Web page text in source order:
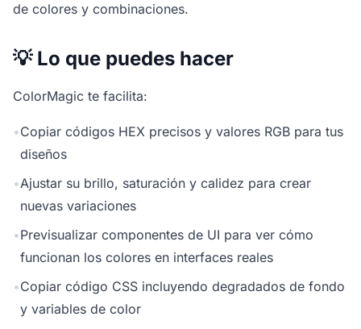
de colores y combinaciones.
💡 Lo que puedes hacer
ColorMagic te facilita:
•Copiar códigos HEX precisos y valores RGB para tus
diseños
•Ajustar su brillo, saturación y calidez para crear
nuevas variaciones
•Previsualizar componentes de UI para ver cómo
funcionan los colores en interfaces reales
•Copiar código CSS incluyendo degradados de fondo
y variables de color